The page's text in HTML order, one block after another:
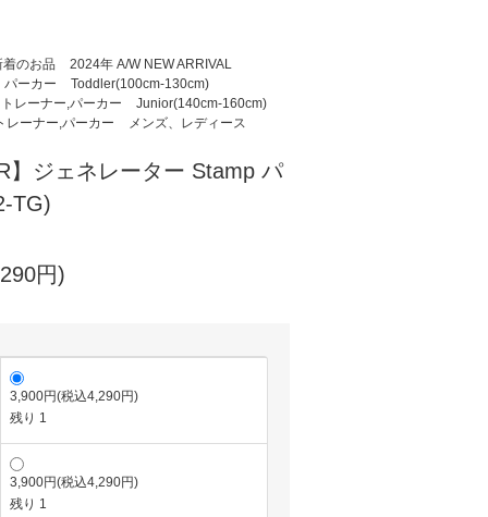
のお品
2024年 A/W NEW ARRIVAL
パーカー
Toddler(100cm-130cm)
レーナー,パーカー
Junior(140cm-160cm)
ーナー,パーカー
メンズ、レディース
】ジェネレーター Stamp パ
TG)
円)
3,900円(税込4,290円)
残り 1
3,900円(税込4,290円)
残り 1